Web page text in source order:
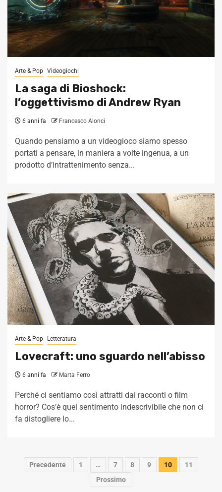
Arte & Pop Videogiochi
La saga di Bioshock:
l’oggettivismo di Andrew Ryan
6 anni fa Francesco Alonci
Quando pensiamo a un videogioco siamo spesso
portati a pensare, in maniera a volte ingenua, a un
prodotto d’intrattenimento senza...
Arte & Pop Letteratura
Lovecraft: uno sguardo nell’abisso
6 anni fa Marta Ferro
Perché ci sentiamo così attratti dai racconti o film
horror? Cos’è quel sentimento indescrivibile che non ci
fa distogliere lo...
Navigazione
Precedente 1 … 7 8 9 10
11
Prossimo